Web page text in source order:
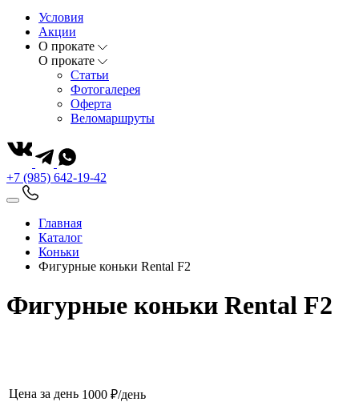
Условия
Акции
О прокате
О прокате
Статьи
Фотогалерея
Оферта
Веломаршруты
+7 (985) 642-19-42
Главная
Каталог
Коньки
Фигурные коньки Rental F2
Фигурные коньки Rental F2
Цена за день 1000 ₽/день